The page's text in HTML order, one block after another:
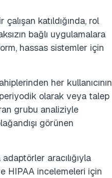
katıldığında, rol
bağlı uygulamalara
hassas sistemler için
her kullanıcının
periyodik olarak veya talep
grubu analiziyle
görünen
aracılığıyla
HIPAA incelemeleri için